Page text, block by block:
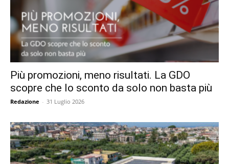
Più promozioni, meno risultati. La GDO
scopre che lo sconto da solo non basta più
Redazione - 31 Luglio 2026